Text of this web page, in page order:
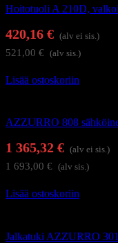
Hoitotuoli A 210D,
420,16 € (alv ei sis.)
521,00 € (alv sis.)
Lisää ostoskoriin
AZZURRO 808
1 365,32 € (alv ei sis.)
1 693,00 € (alv sis.)
Lisää ostoskoriin
Jalkatuki AZZURRO